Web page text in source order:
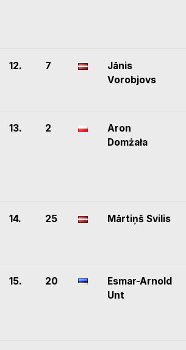
12. 7
Jānis
Vorobjovs
13. 2
Aron
Domżała
14. 25 Mārtiņš Svilis
15. 20
Esmar-Arnold
Unt